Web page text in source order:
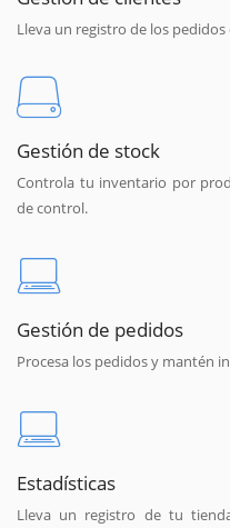
Lleva un registro de los
Gestión de stock
Controla tu inventario por
de control.
Gestión de pedidos
Procesa los pedidos y mantén
Estadísticas
Lleva un registro de tu